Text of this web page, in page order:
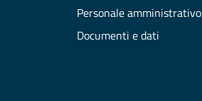
Personale amministrativo
Documenti e dati